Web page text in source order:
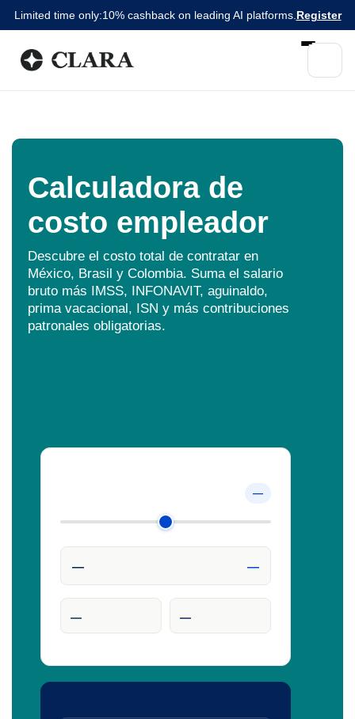
Limited time only:10% cashback on leading AI platforms. Register
Calculadora de
costo empleador
Descubre el costo total de contratar en
México, Brasil y Colombia. Suma el salario
bruto más IMSS, INFONAVIT, aguinaldo,
prima vacacional, ISN y más contribuciones
patronales obligatorias.
—
— —
— —